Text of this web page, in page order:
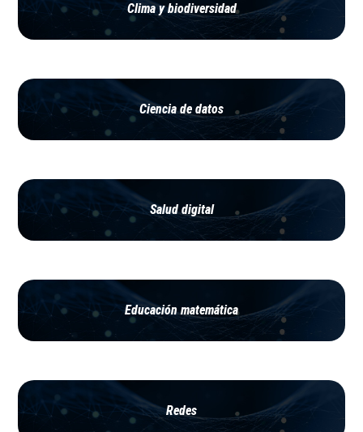
Clima y biodiversidad
Ciencia de datos
Salud digital
Educación matemática
Redes